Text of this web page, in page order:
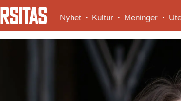
Nyhet Kultur Meninger